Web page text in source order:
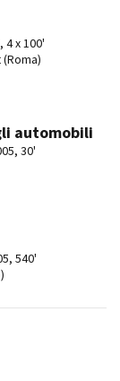
4 x 100'
automobili
30'
540'